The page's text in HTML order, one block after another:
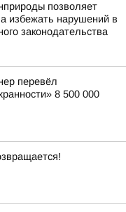
позволяет
избежать нарушений в
законодательства
перевёл
8 500 000